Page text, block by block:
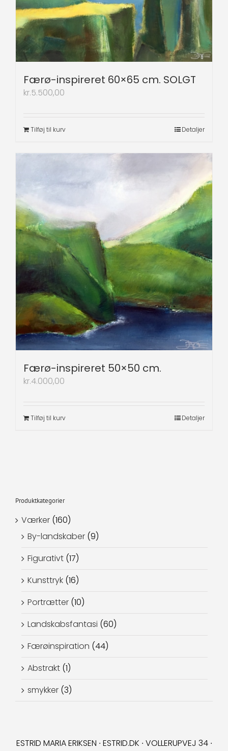
Færø-inspireret 60×65 cm. SOLGT
kr.5.500,00
Tilføj til kurv Detaljer
Færø-inspireret 50×50 cm.
kr.4.000,00
Tilføj til kurv Detaljer
Produktkategorier
Værker (160)
By-landskaber (9)
Figurativt (17)
Kunsttryk (16)
Portrætter (10)
Landskabsfantasi (60)
Færøinspiration (44)
Abstrakt (1)
smykker (3)
ESTRID MARIA ERIKSEN ∙ ESTRID.DK ∙ VOLLERUPVEJ 34 ∙